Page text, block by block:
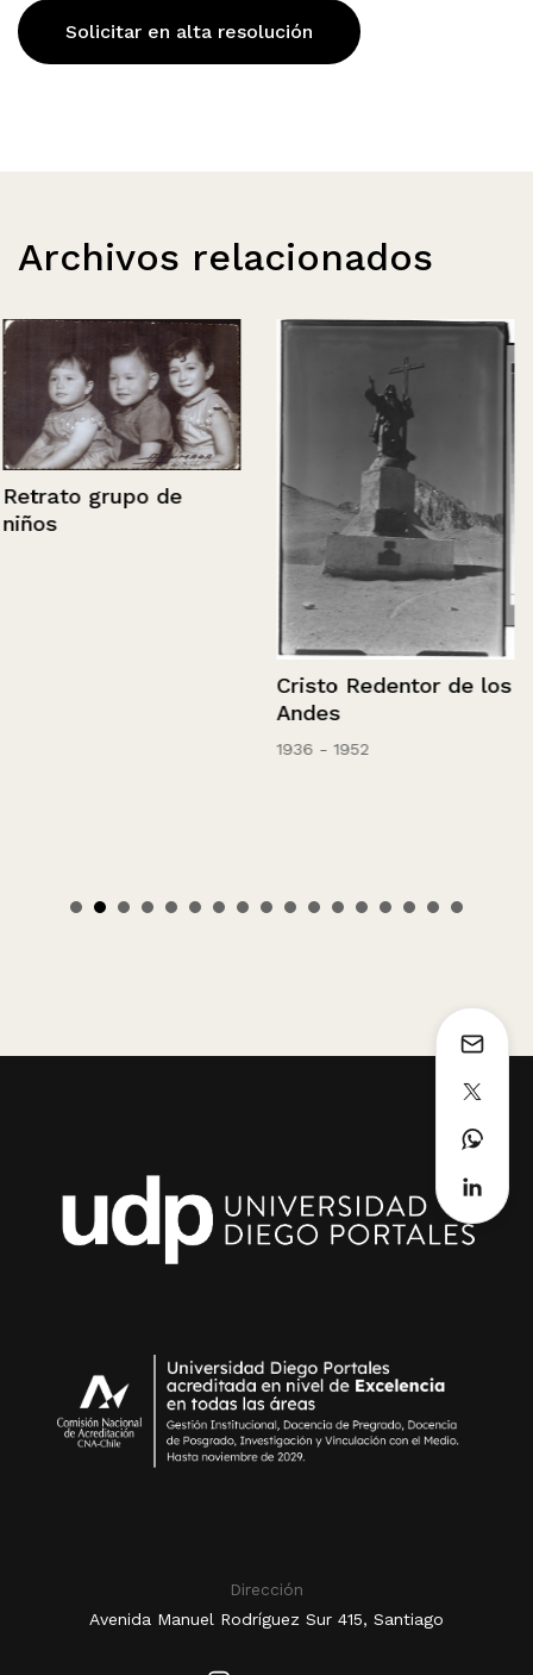
Solicitar en alta resolución
Archivos relacionados
Retrato grupo de
niños
Cristo Redentor de los
Andes
1936 - 1952
Dirección
Avenida Manuel Rodríguez Sur 415, Santiago